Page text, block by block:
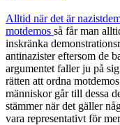
Alltid när det är
motdemos så får man
inskränka
antinazister eftersom de
argumentet faller ju på
rätten att ordna
människor går till dessa
stämmer när det gäller
vara representativt för